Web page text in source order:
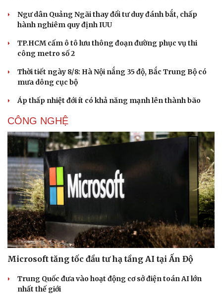
Ngư dân Quảng Ngãi thay đổi tư duy đánh bắt, chấp
hành nghiêm quy định IUU
TP.HCM cấm ô tô lưu thông đoạn đường phục vụ thi
công metro số 2
Thời tiết ngày 8/8: Hà Nội nắng 35 độ, Bắc Trung Bộ có
mưa dông cục bộ
Áp thấp nhiệt đới ít có khả năng mạnh lên thành bão
CÔNG NGHỆ
Microsoft tăng tốc đầu tư hạ tầng AI tại Ấn Độ
Trung Quốc đưa vào hoạt động cơ sở điện toán AI lớn
nhất thế giới